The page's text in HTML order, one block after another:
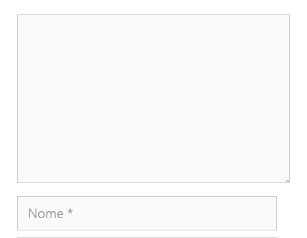
Nome